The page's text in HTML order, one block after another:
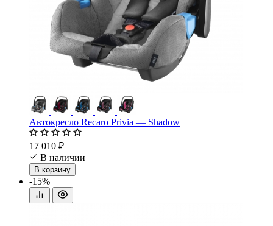
Автокресло Recaro Privia — Shadow
17 010 ₽
В наличии
В корзину
-15%